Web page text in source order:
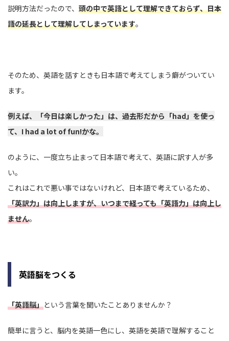
説明方法だったので、 頭の中で英語として理解できておらず、日本
語の延長として理解してしまっています。
そのため、英語を話すときも日本語で考えてしまう癖がついてい
ます。
例えば、「今日は楽しかった」は、過去形だから「had」を使っ
て、I had a lot of fun!かな。
のように、一度立ち止まって日本語で考えて、英語に訳す人が多
い。
これはこれで悪い事ではないけれど、日本語で考えているため、
「英訳力」は向上しますが、いつまで経っても「英語力」は向上し
ません。
英語脳をつくる
「英語脳」という言葉を聞いたことありませんか？
簡単に言うと、脳内を英語一色にし、英語を英語で理解すること